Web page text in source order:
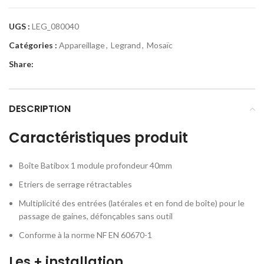
UGS : LEG_080040
Catégories : Appareillage, Legrand, Mosaïc
Share:
DESCRIPTION
Caractéristiques produit
Boîte Batibox 1 module profondeur 40mm
Etriers de serrage rétractables
Multiplicité des entrées (latérales et en fond de boîte) pour le
passage de gaines, défonçables sans outil
Conforme à la norme NF EN 60670-1